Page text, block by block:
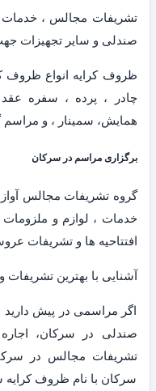
تشریفات مجالس ، خدمات
صندلی و سایر تجهیزات
ظروف کرایه انواع ظروف
چادر ، پرده ، سفره
همایش، سمینار ، و مراسم
برگزاری مراسم در سرکان
گروه تشریفات مجالس
خدمات ، لوازم و
افتتاحیه ها و تشریفات
آشنایی با بهترین
اگر مراسمی در پیش دارید
صندلی در سرکان،
تشریفات مجالس در
سرکان با نام ظروف